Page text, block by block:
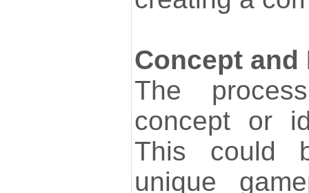
Concept and
The
concept or
This could
unique